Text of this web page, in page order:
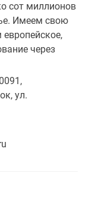
сот миллионов
Имеем свою
через
ул.